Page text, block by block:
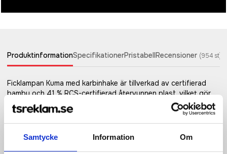
Samtycke Information Om
ProduktinformationSpecifikationerPristabellRecensioner (954 st)
Ficklampan Kuma med karbinhake är tillverkad av certifierad
bambu och 41 % RCS-certifierad återvunnen plast, vilket gör
den till ett mer hållbart val när du vill utforska naturen, ta itu
med gör-det-själv-projekt eller ta dig fram vid strömavbrott.
Med en kraftfull 3 W COB-ljuskälla som finns tillgänglig i 3 olika
ljuslägen ger Kuma 80 lumen ljus med en räckvidd på upp till
100 meter när den är fulladdad. Ficklampan är utrustad med